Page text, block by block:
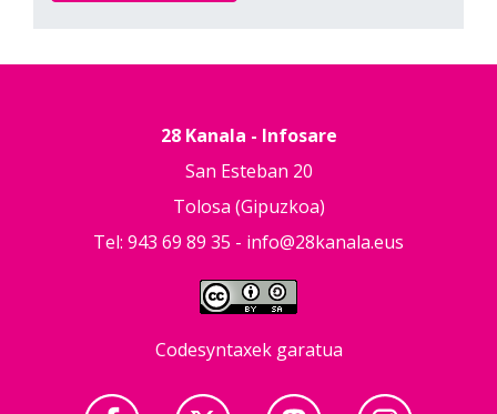
28 Kanala - Infosare
San Esteban 20
Tolosa (Gipuzkoa)
Tel: 943 69 89 35 - info@28kanala.eus
Codesyntaxek garatua